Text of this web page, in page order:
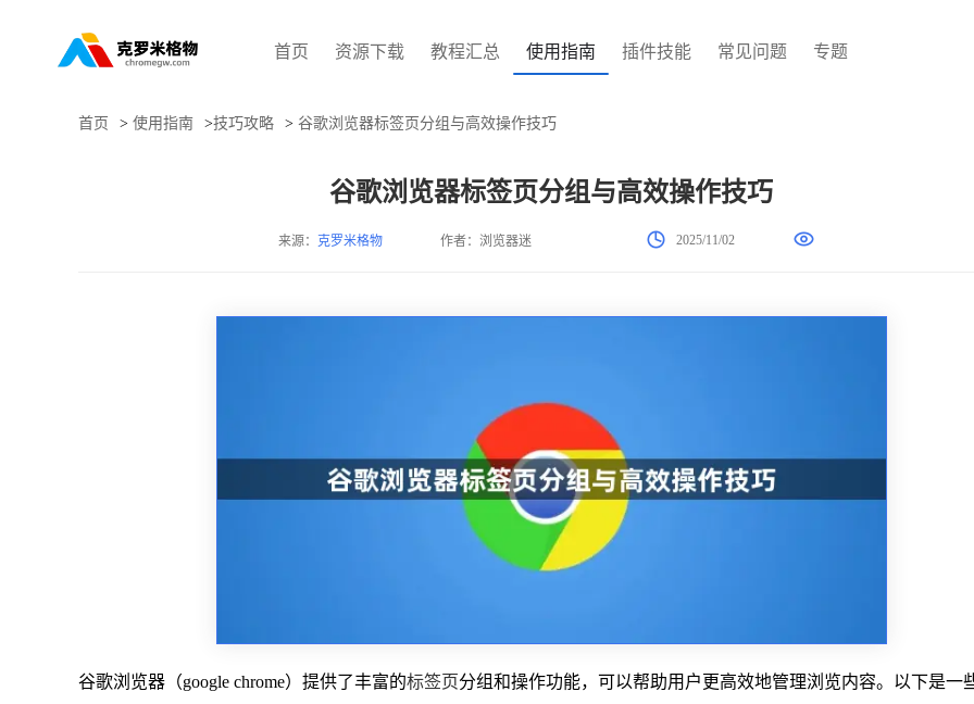
首页 资源下载 教程汇总 使用指南 插件技能 常见问题 专题
首页 > 使用指南 >技巧攻略 > 谷歌浏览器标签页分组与高效操作技巧
谷歌浏览器标签页分组与高效操作技巧
来源： 克罗米格物 作者：浏览器迷 2025/11/02
谷歌浏览器（google chrome）提供了丰富的标签页分组和操作功能，可以帮助用户更高效地管理浏览内容。以下是一